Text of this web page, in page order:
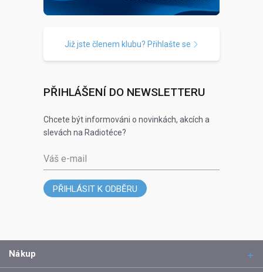
Již jste členem klubu? Přihlašte se
PŘIHLÁŠENÍ DO NEWSLETTERU
Chcete být informováni o novinkách, akcích a
slevách na Radiotéce?
Váš e-mail
PŘIHLÁSIT K ODBĚRU
Nákup